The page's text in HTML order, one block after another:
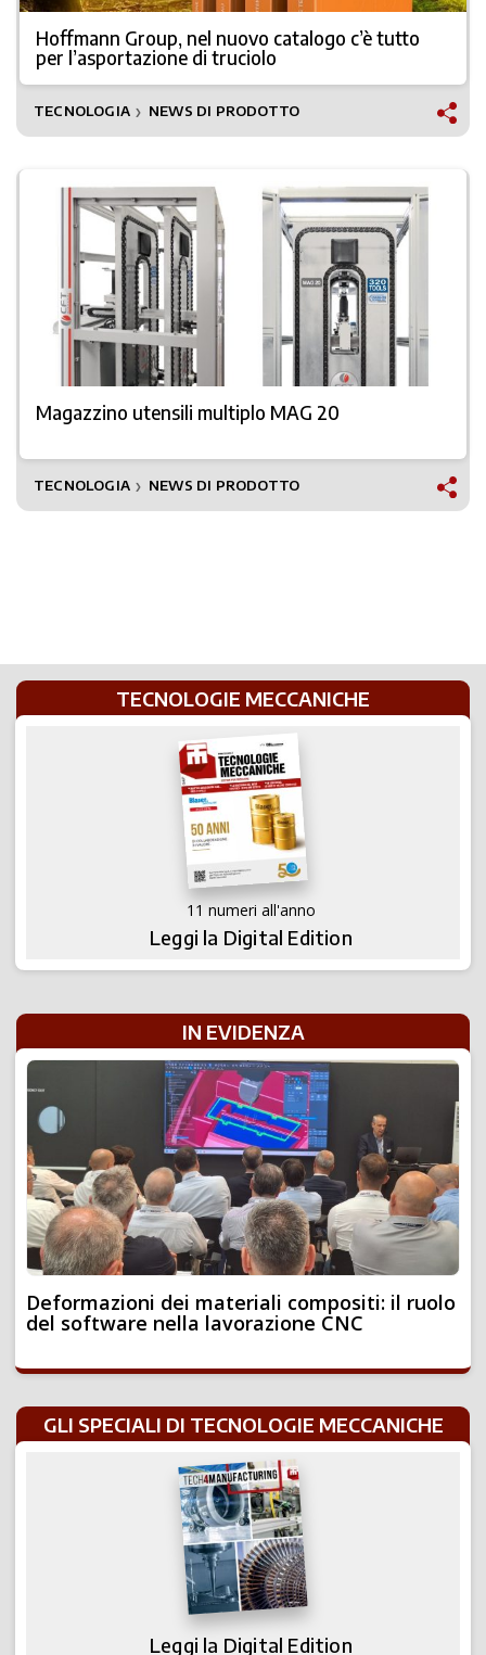
Hoffmann Group, nel nuovo catalogo c’è tutto
per l’asportazione di truciolo
TECNOLOGIA ❯ NEWS DI PRODOTTO
Magazzino utensili multiplo MAG 20
TECNOLOGIA ❯ NEWS DI PRODOTTO
TECNOLOGIE MECCANICHE
11 numeri all'anno
Leggi la Digital Edition
IN EVIDENZA
Deformazioni dei materiali compositi: il ruolo
del software nella lavorazione CNC
GLI SPECIALI DI TECNOLOGIE MECCANICHE
Leggi la Digital Edition